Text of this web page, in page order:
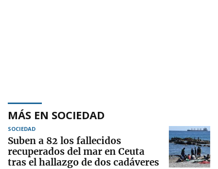
MÁS EN SOCIEDAD
SOCIEDAD
Suben a 82 los fallecidos
recuperados del mar en Ceuta
tras el hallazgo de dos cadáveres